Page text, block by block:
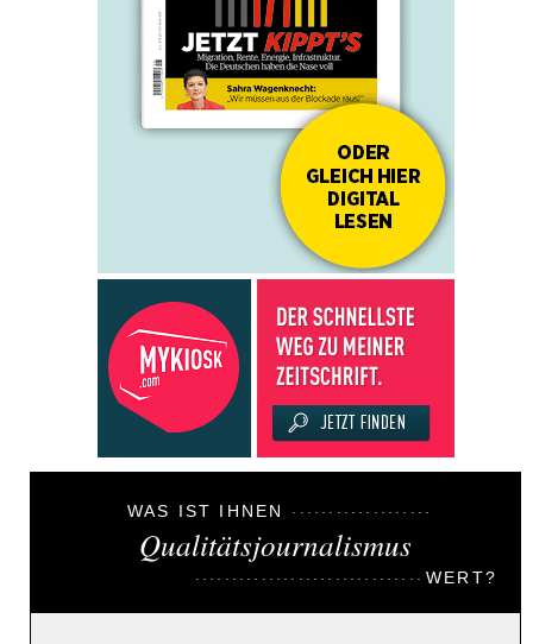
WAS IST IHNEN
Qualitätsjournalismus
WERT?